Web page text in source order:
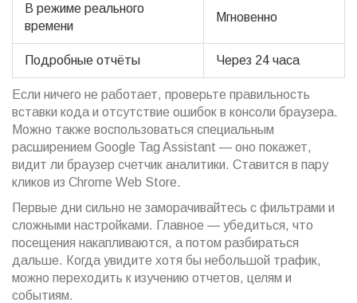
В режиме реального
времени
Мгновенно
Подробные отчёты Через 24 часа
Если ничего не работает, проверьте правильность
вставки кода и отсутствие ошибок в консоли браузера.
Можно также воспользоваться специальным
расширением Google Tag Assistant — оно покажет,
видит ли браузер счетчик аналитики. Ставится в пару
кликов из Chrome Web Store.
Первые дни сильно не заморачивайтесь с фильтрами и
сложными настройками. Главное — убедиться, что
посещения накапливаются, а потом разбираться
дальше. Когда увидите хотя бы небольшой трафик,
можно переходить к изучению отчетов, целям и
событиям.